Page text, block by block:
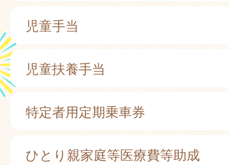
児童手当
児童扶養手当
特定者用定期乗車券
ひとり親家庭等医療費等助成